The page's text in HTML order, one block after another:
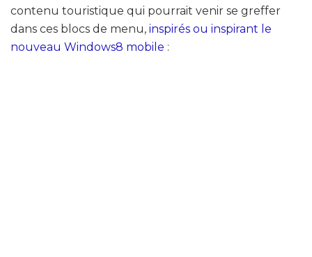
contenu touristique qui pourrait venir se greffer
dans ces blocs de menu, inspirés ou inspirant le
nouveau Windows8 mobile :